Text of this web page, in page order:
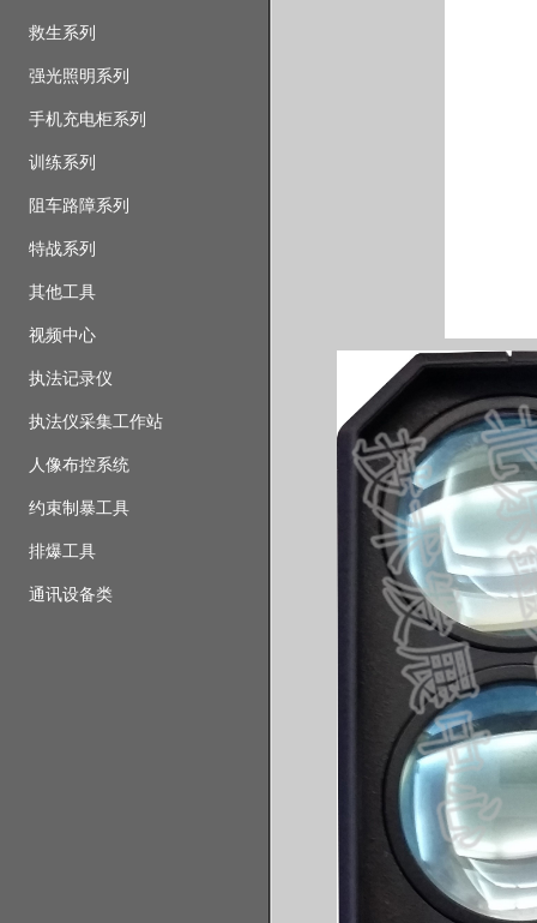
救生系列
强光照明系列
手机充电柜系列
训练系列
阻车路障系列
特战系列
其他工具
视频中心
执法记录仪
执法仪采集工作站
人像布控系统
约束制暴工具
排爆工具
通讯设备类